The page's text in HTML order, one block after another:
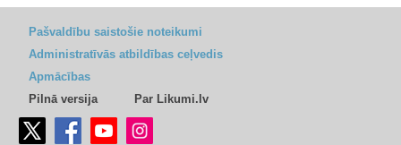
Pašvaldību saistošie noteikumi
Administratīvās atbildības ceļvedis
Apmācības
Pilnā versija
Par Likumi.lv